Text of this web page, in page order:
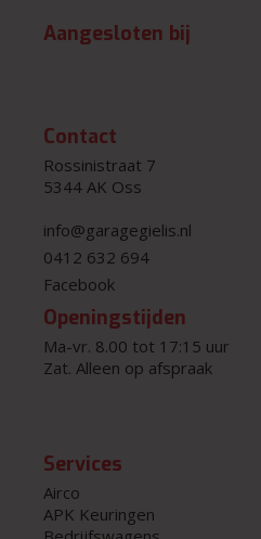
Aangesloten bij
Contact
Rossinistraat 7
5344 AK Oss
info@garagegielis.nl
0412 632 694
Facebook
Openingstijden
Ma-vr. 8.00 tot 17:15 uur
Zat. Alleen op afspraak
Services
Airco
APK Keuringen